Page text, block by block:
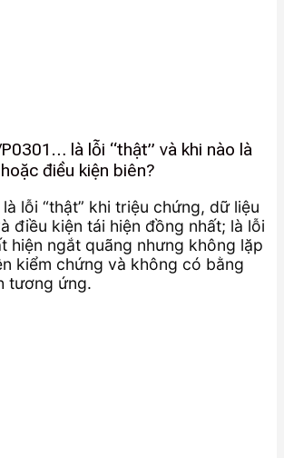
là lỗi “thật” và khi nào là
điều kiện biên?
lỗi “thật” khi triệu chứng, dữ liệu
điều kiện tái hiện đồng nhất; là lỗi
hiện ngắt quãng nhưng không lặp
kiểm chứng và không có bằng
tương ứng.